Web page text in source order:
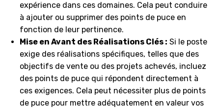
expérience dans ces domaines. Cela peut conduire
à ajouter ou supprimer des points de puce en
fonction de leur pertinence.
Mise en Avant des Réalisations Clés : Si le poste
exige des réalisations spécifiques, telles que des
objectifs de vente ou des projets achevés, incluez
des points de puce qui répondent directement à
ces exigences. Cela peut nécessiter plus de points
de puce pour mettre adéquatement en valeur vos